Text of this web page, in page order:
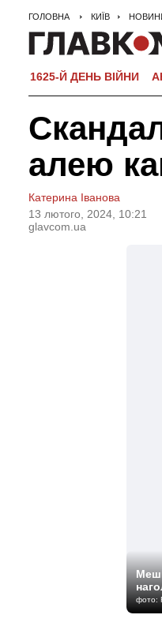
ГОЛОВНА КИЇВ
1625-Й ДЕНЬ ВІЙНИ
алею
Катерина Іванова
13 лютого, 2024, 10:21
glavcom.ua
фото: